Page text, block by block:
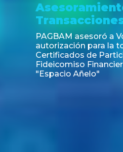
y
a Volsmart en la
la tokenización de los
del
Inmobiliario